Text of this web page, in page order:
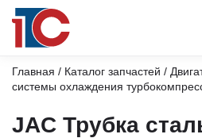
Главная / Каталог запчастей /
системы охлаждения
JAC Трубка